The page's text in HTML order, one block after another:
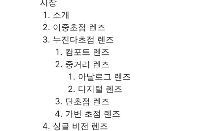
시장
소개
이중초점 렌즈
누진다초점 렌즈
컴포트 렌즈
중거리 렌즈
아날로그 렌즈
디지털 렌즈
단초점 렌즈
가변 초점 렌즈
싱글 비전 렌즈